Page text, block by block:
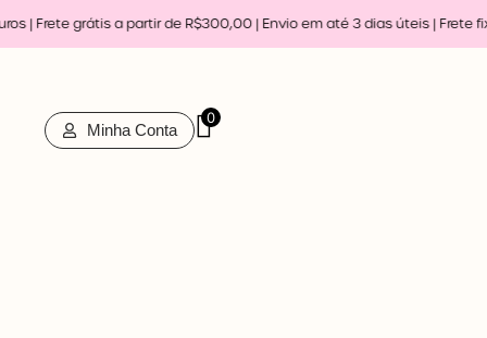
para
| Frete grátis a partir de R$300,00 | Envio em até 3 dias úteis | Frete
Minha Conta
0